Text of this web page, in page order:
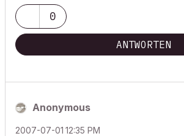
0
ANTWORTEN
Anonymous
‎2007-07-01 12:35 PM